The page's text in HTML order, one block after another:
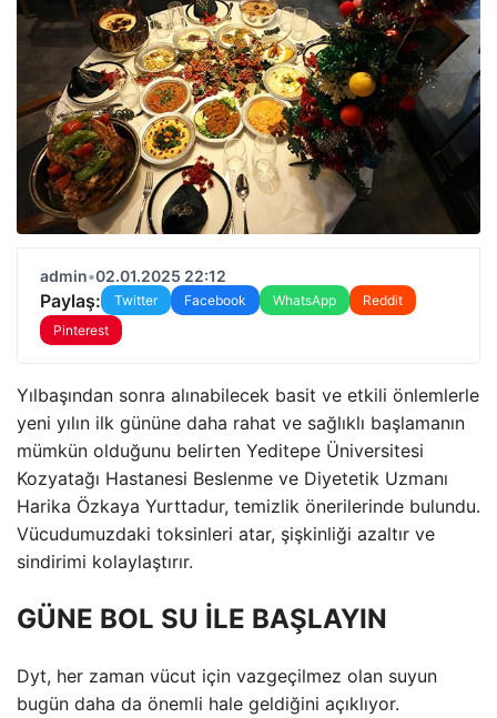
admin•02.01.2025 22:12
Paylaş: Twitter Facebook WhatsApp
Reddit
Pinterest
Yılbaşından sonra alınabilecek basit ve etkili önlemlerle
yeni yılın ilk gününe daha rahat ve sağlıklı başlamanın
mümkün olduğunu belirten Yeditepe Üniversitesi
Kozyatağı Hastanesi Beslenme ve Diyetetik Uzmanı
Harika Özkaya Yurttadur, temizlik önerilerinde bulundu.
Vücudumuzdaki toksinleri atar, şişkinliği azaltır ve
sindirimi kolaylaştırır.
GÜNE BOL SU İLE BAŞLAYIN
Dyt, her zaman vücut için vazgeçilmez olan suyun
bugün daha da önemli hale geldiğini açıklıyor.